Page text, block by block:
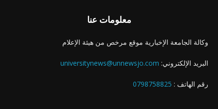
معلومات عنا
وكالة الجامعة الإخبارية موقع مرخص من هيئة الإعلام
البريد الإلكتروني: universitynews@unnewsjo.com
رقم الهاتف : 0798758825